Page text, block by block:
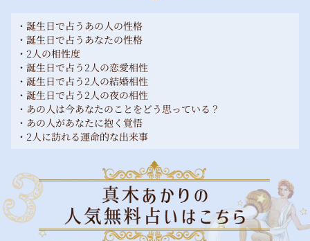
・誕生日で占うあの人の性格
・誕生日で占うあなたの性格
・2人の相性度
・誕生日で占う2人の恋愛相性
・誕生日で占う2人の結婚相性
・誕生日で占う2人の夜の相性
・あの人は今あなたのことをどう思っている？
・あの人があなたに抱く覚悟
・2人に訪れる運命的な出来事